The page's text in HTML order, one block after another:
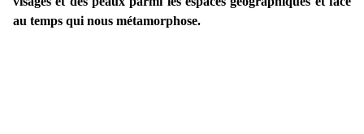
au temps qui nous métamorphose.